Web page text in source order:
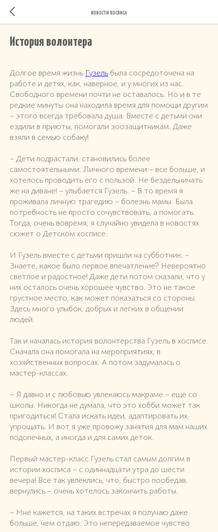
НОВОСТИ ХОСПИСА
История волонтера
Долгое время жизнь Гузель была сосредоточена на
работе и детях, как, наверное, и у многих из нас.
Свободного времени почти не оставалось. Но и в те
редкие минуты она находила время для помощи другим
– этого всегда требовала душа. Вместе с детьми они
ездили в приюты, помогали зоозащитникам. Даже
взяли в семью собаку!
– Дети подрастали, становились более
самостоятельными. Личного времени – все больше, и
хотелось проводить его с пользой. Не бездельничать
же на диване! – улыбается Гузель. – В то время я
проживала личную трагедию – болезнь мамы. Была
потребность не просто сочувствовать, а помогать.
Тогда, очень вовремя, я случайно увидела в новостях
сюжет о Детском хосписе.
И Гузель вместе с детьми пришли на субботник. –
Знаете, какое было первое впечатление? Невероятно
светлое и радостное! Даже дети потом сказали, что у
них осталось очень хорошее чувство. Это не такое
грустное место, как может показаться со стороны.
Здесь много улыбок, добрых и легких в общении
людей.
Так и началась история волонтерства Гузель в хосписе.
Сначала она помогала на мероприятиях, в
хозяйственных вопросах. А потом задумалась о
мастер-классах.
– Я давно и с любовью увлекаюсь макраме – еще со
школы. Никогда не думала, что это хобби может так
пригодиться! Стала искать идеи, адаптировать их,
упрощать. И вот я уже провожу занятия для мам наших
подопечных, а иногда и для самих деток.
Первый мастер-класс Гузель стал самым долгим в
истории хосписа – с одиннадцати утра до шести
вечера! Все так увлеклись, что, быстро пообедав,
вернулись – очень хотелось закончить работы.
– Мне кажется, на таких встречах я получаю даже
больше, чем отдаю. Это непередаваемое чувство